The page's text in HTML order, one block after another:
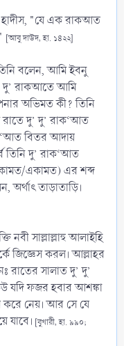
"যে এক রাকআত
[আবু দাউদ, হা. ১৪২২]
বলেন, আমি ইবনু
দু’ রাকআতে আমি
অভিমত কী? তিনি
রাতে দু’ দু’ রাক‘আত
বিতর আদায়
তিনি দু’ রাক‘আত
একামত) এর শব্দ
অর্থাৎ তাড়াতাড়ি।
নবী সাল্লাল্লাহু আলাইহি
জিজ্ঞেস করল। আল্লাহর
রাতের সালাত দু’ দু’
যদি ফজর হবার আশঙ্কা
নেয়। আর সে যে
যাবে। [বুখারী, হা. ৯৯০;